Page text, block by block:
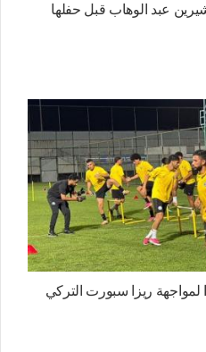
عبد الوهاب قبل حفلها
لمواجهة ريزا سبورت التركي